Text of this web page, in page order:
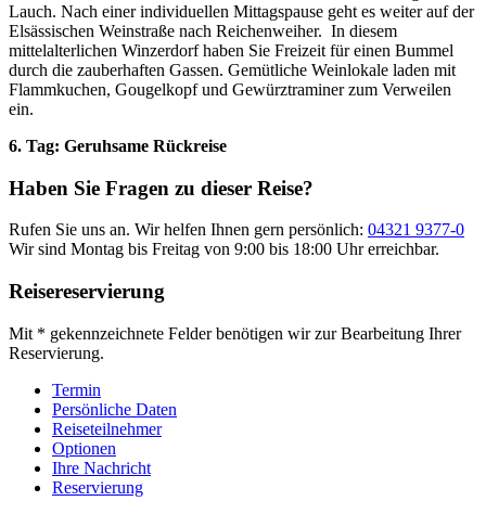
Lauch. Nach einer individuellen Mittagspause geht es weiter auf der
Elsässischen Weinstraße nach Reichenweiher. In diesem
mittelalterlichen Winzerdorf haben Sie Freizeit für einen Bummel
durch die zauberhaften Gassen. Gemütliche Weinlokale laden mit
Flammkuchen, Gougelkopf und Gewürztraminer zum Verweilen
ein.
6. Tag: Geruhsame Rückreise
Haben Sie Fragen zu dieser Reise?
Rufen Sie uns an. Wir helfen Ihnen gern persönlich: 04321 9377-0
Wir sind Montag bis Freitag von 9:00 bis 18:00 Uhr erreichbar.
Reisereservierung
Mit * gekennzeichnete Felder benötigen wir zur Bearbeitung Ihrer
Reservierung.
Termin
Persönliche Daten
Reiseteilnehmer
Optionen
Ihre Nachricht
Reservierung